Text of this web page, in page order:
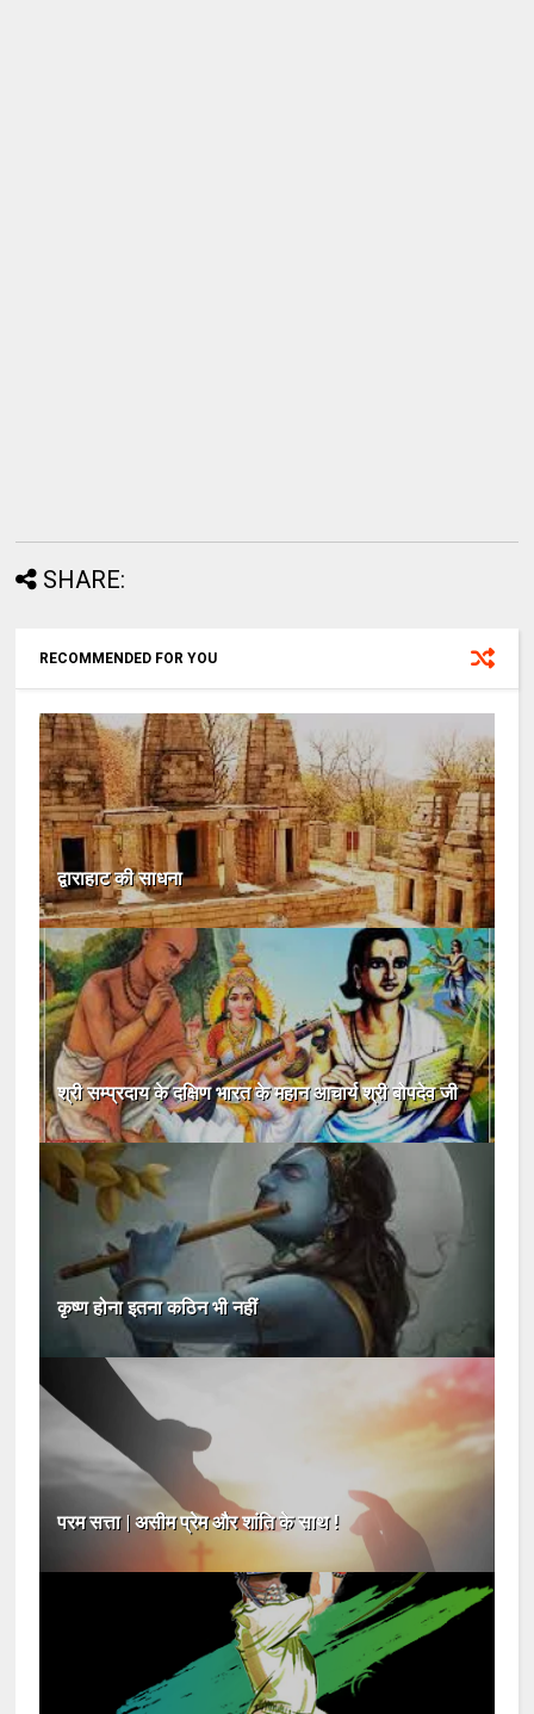
SHARE:
RECOMMENDED FOR YOU
द्वाराहाट की साधना
श्री सम्प्रदाय के दक्षिण भारत के महान आचार्य श्री बोपदेव जी
कृष्ण होना इतना कठिन भी नहीं
परम सत्ता | असीम प्रेम और शांति के साथ !